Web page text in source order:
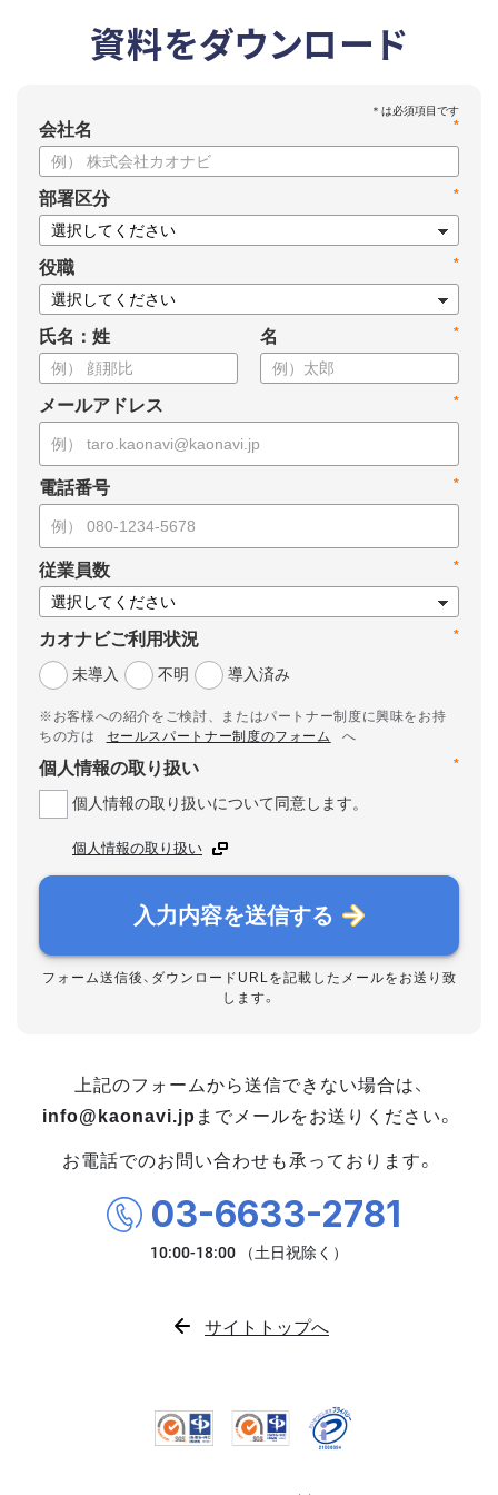
資料をダウンロード
*
会社名
*
部署区分
*
役職
氏名：姓 *
名
*
メールアドレス
*
電話番号
*
従業員数
*
カオナビご利用状況
未導入
不明 導入済み
※お客様への紹介をご検討、またはパートナー制度に興味をお持
ちの方は
セールスパートナー制度のフォーム
へ
*
個人情報の取り扱い
個人情報の取り扱いについて同意します。
個人情報の取り扱い
入力内容を送信する
フォーム送信後、ダウンロードURLを記載したメールをお送り致
します。
上記のフォームから送信できない場合は、
info@kaonavi.jp までメールをお送りください。
お電話でのお問い合わせも承っております。
03-6633-2781
サイトトップへ